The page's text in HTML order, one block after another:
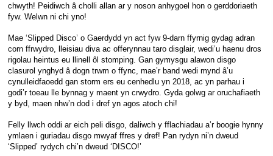
chwyth! Peidiwch â cholli allan ar y noson anhygoel hon o gerddoriaeth
fyw. Welwn ni chi yno!
Mae ‘Slipped Disco’ o Gaerdydd yn act fyw 9-darn ffyrnig gydag adran
corn ffrwydro, lleisiau diva ac offerynnau taro disglair, wedi’u haenu dros
rigolau heintus eu llinell ôl stomping. Gan gymysgu alawon disgo
clasurol ynghyd â dogn trwm o ffync, mae’r band wedi mynd â’u
cynulleidfaoedd gan storm ers eu cenhedlu yn 2018, ac yn parhau i
godi’r toeau lle bynnag y maent yn crwydro. Gyda golwg ar oruchafiaeth
y byd, maen nhw’n dod i dref yn agos atoch chi!
Felly llwch oddi ar eich peli disgo, daliwch y fflachiadau a’r boogie hynny
ymlaen i guriadau disgo mwyaf ffres y dref! Pan rydyn ni’n dweud
‘Slipped’ rydych chi’n dweud ‘DISCO!’